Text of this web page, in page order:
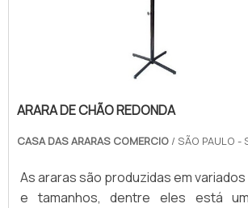
empresa responsável pela comerc.
ARARA DE CHÃO REDONDA
CASA DAS ARARAS COMERCIO / SÃO PAULO -
As araras são produzidas em
e tamanhos, dentre eles está